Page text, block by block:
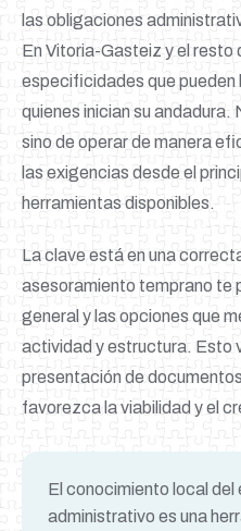
las obligaciones
En Vitoria-Gasteiz y el resto
especificidades que
quienes inician su
sino de operar de manera
las exigencias desde el
herramientas disponibles.
La clave está en una
asesoramiento temprano te
general y las opciones que
actividad y estructura. Esto
presentación de
favorezca la viabilidad y el
El conocimiento local del
administrativo es una